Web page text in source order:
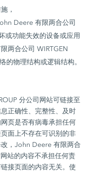
，
Deere 有限两合公司
或功能失效的设备或应用
两合公司 WIRTGEN
的物理结构或逻辑结构。
分公司网站可链接至
正确性、完整性、及时
页是否有病毒承担任何
面上不存在可识别的非
，John Deere 有限两合
站的内容不承担任何责
接页面的内容无关。使